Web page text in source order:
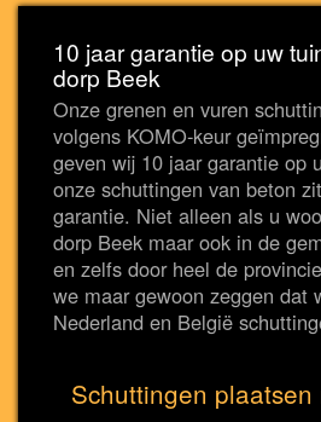
10 jaar garantie op uw
dorp Beek
Onze grenen en vuren
volgens KOMO-keur
geven wij 10 jaar garantie op
onze schuttingen van beton
garantie. Niet alleen als u
dorp Beek maar ook in de
en zelfs door heel de
we maar gewoon zeggen dat
Nederland en België
Schuttingen